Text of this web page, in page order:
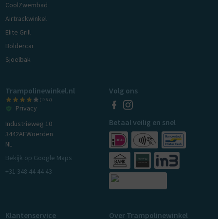
CoolZwembad
Airtrackwinkel
Elite Grill
Boldercar
Sjoelbak
Trampolinewinkel.nl
(1267)
Privacy
Industrieweg 10
3442AEWoerden
NL
Bekijk op Google Maps
+31 348 44 44 43
Volg ons
Betaal veilig en snel
Klantenservice Over Trampolinewinkel